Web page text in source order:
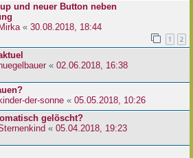
und neuer Button neben
Mirka « 30.08.2018, 18:44
1 2
huegelbauer « 02.06.2018, 16:38
kinder-der-sonne « 05.05.2018, 10:26
gelöscht?
« 05.04.2018, 19:23